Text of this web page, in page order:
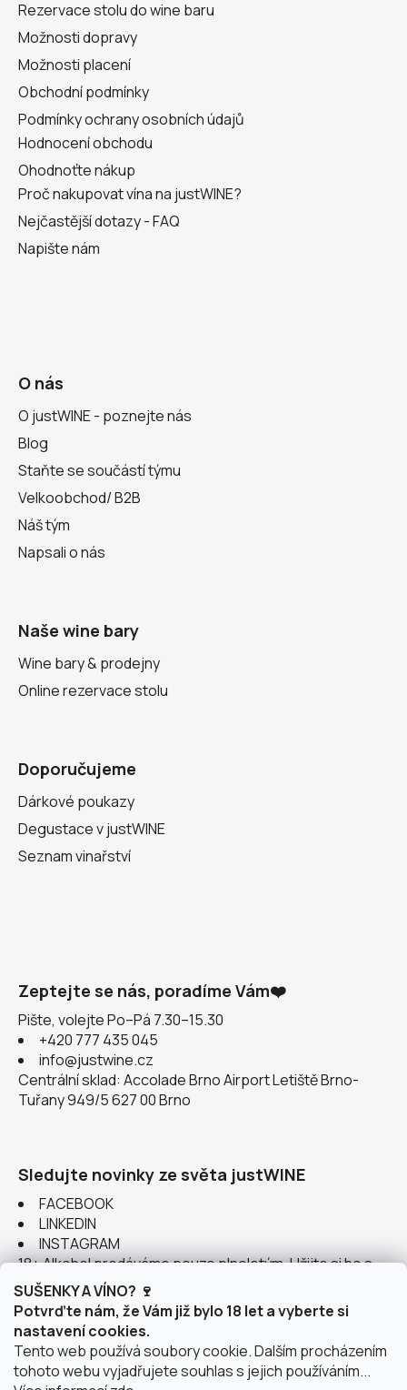
SUŠENKY A VÍNO? 🍷
Potvrďte nám, že Vám již bylo 18 let a vyberte si
nastavení cookies.
Tento web používá soubory cookie. Dalším procházením
tohoto webu vyjadřujete souhlas s jejich používáním...
Rezervace stolu do wine baru
Možnosti dopravy
Možnosti placení
Obchodní podmínky
Podmínky ochrany osobních údajů
Hodnocení obchodu
Ohodnoťte nákup
Proč nakupovat vína na justWINE?
Nejčastější dotazy - FAQ
Napište nám
O nás
O justWINE - poznejte nás
Blog
Staňte se součástí týmu
Velkoobchod/ B2B
Náš tým
Napsali o nás
Naše wine bary
Wine bary & prodejny
Online rezervace stolu
Doporučujeme
Dárkové poukazy
Degustace v justWINE
Seznam vinařství
Zeptejte se nás, poradíme Vám❤️
Pište, volejte Po–Pá 7.30–15.30
+420 777 435 045
info@justwine.cz
Centrální sklad: Accolade Brno Airport Letiště Brno-
Tuřany 949/5 627 00 Brno
Sledujte novinky ze světa justWINE
FACEBOOK
LINKEDIN
INSTAGRAM
18+ Alkohol prodáváme pouze plnoletým. Užijte si ho s
rozumem.
Instagram